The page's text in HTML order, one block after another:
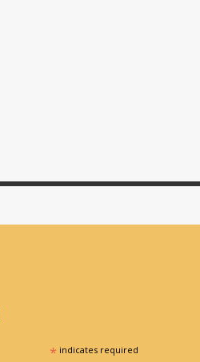
* indicates required